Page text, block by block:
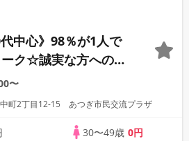
中心》98％が1人で
ク☆誠実な方への婚
〜
町2丁目12-15 あつぎ市民交流プラザ
30〜49歳 0円